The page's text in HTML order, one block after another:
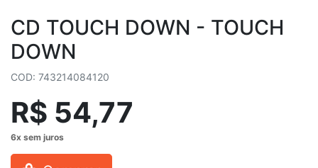
CD TOUCH DOWN - TOUCH
DOWN
COD: 743214084120
R$ 54,77